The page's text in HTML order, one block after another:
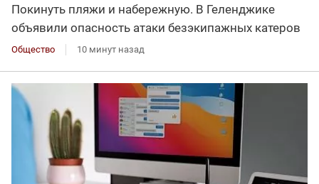
Покинуть пляжи и набережную. В Геленджике
объявили опасность атаки безэкипажных катеров
Общество 10 минут назад